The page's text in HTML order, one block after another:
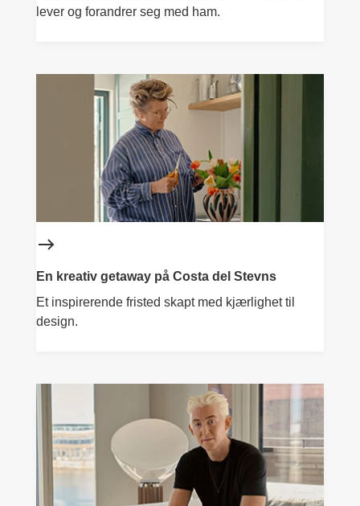
lever og forandrer seg med ham.
En kreativ getaway på Costa del Stevns
Et inspirerende fristed skapt med kjærlighet til
design.